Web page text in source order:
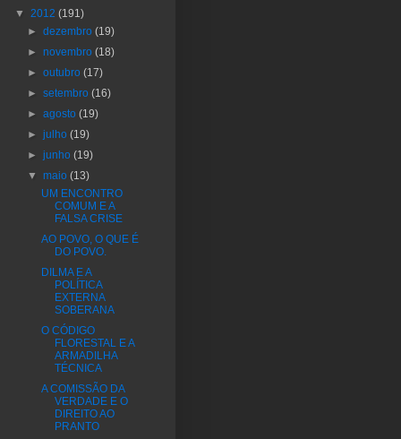
▼ 2012 (191)
►dezembro(19)
►novembro(18)
►outubro(17)
►setembro(16)
►agosto(19)
►julho(19)
►junho(19)
▼maio(13)
UM ENCONTRO
COMUM E A
FALSA CRISE
AO POVO, O QUE É
DO POVO.
DILMA E A
POLÍTICA
EXTERNA
SOBERANA
O CÓDIGO
FLORESTAL E A
ARMADILHA
TÉCNICA
A COMISSÃO DA
VERDADE E O
DIREITO AO
PRANTO